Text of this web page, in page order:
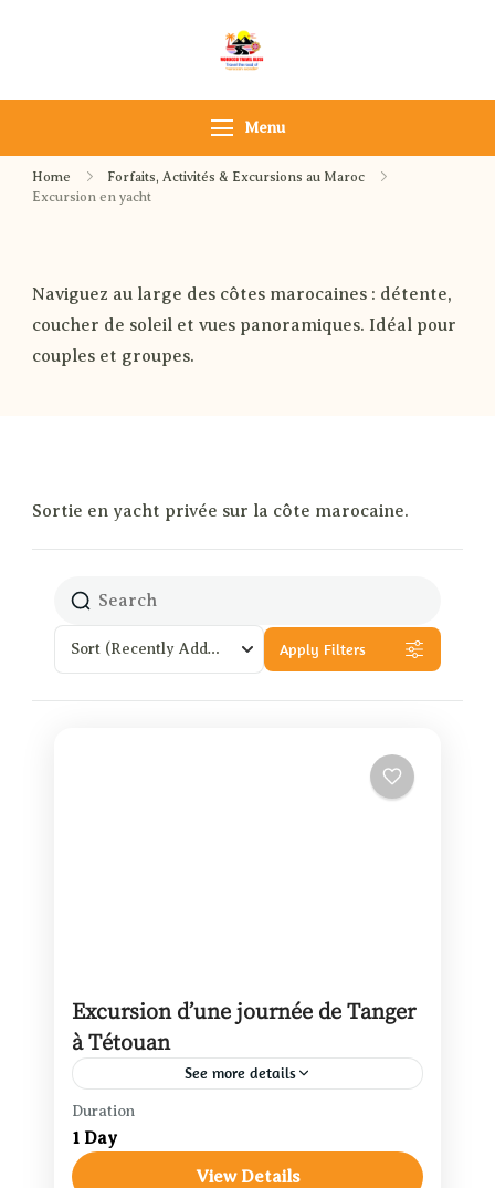
Sahara Desert Adventures
Menu
Home
Forfaits, Activités & Excursions au Maroc
Excursion en yacht
Naviguez au large des côtes marocaines : détente,
coucher de soleil et vues panoramiques. Idéal pour
couples et groupes.
Sortie en yacht privée sur la côte marocaine.
Sort (Recently Added) Apply Filters
Excursion d’une journée de Tanger
à Tétouan
See more details
Tanger
1 Person
Duration
1 Day
View Details